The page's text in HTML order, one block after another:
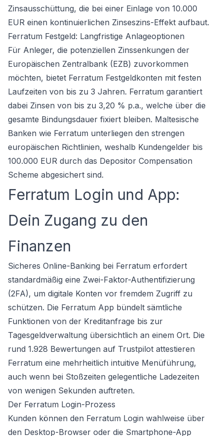
Zinsausschüttung, die bei einer Einlage von 10.000
EUR einen kontinuierlichen Zinseszins-Effekt aufbaut.
Ferratum Festgeld: Langfristige Anlageoptionen
Für Anleger, die potenziellen Zinssenkungen der
Europäischen Zentralbank (EZB) zuvorkommen
möchten, bietet Ferratum Festgeldkonten mit festen
Laufzeiten von bis zu 3 Jahren. Ferratum garantiert
dabei Zinsen von bis zu 3,20 % p.a., welche über die
gesamte Bindungsdauer fixiert bleiben. Maltesische
Banken wie Ferratum unterliegen den strengen
europäischen Richtlinien, weshalb Kundengelder bis
100.000 EUR durch das Depositor Compensation
Scheme abgesichert sind.
Ferratum Login und App:
Dein Zugang zu den
Finanzen
Sicheres Online-Banking bei Ferratum erfordert
standardmäßig eine Zwei-Faktor-Authentifizierung
(2FA), um digitale Konten vor fremdem Zugriff zu
schützen. Die Ferratum App bündelt sämtliche
Funktionen von der Kreditanfrage bis zur
Tagesgeldverwaltung übersichtlich an einem Ort. Die
rund 1.928 Bewertungen auf Trustpilot attestieren
Ferratum eine mehrheitlich intuitive Menüführung,
auch wenn bei Stoßzeiten gelegentliche Ladezeiten
von wenigen Sekunden auftreten.
Der Ferratum Login-Prozess
Kunden können den Ferratum Login wahlweise über
den Desktop-Browser oder die Smartphone-App